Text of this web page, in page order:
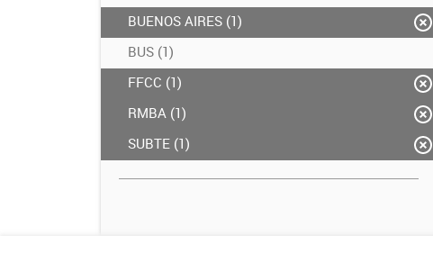
BUENOS AIRES (1)
BUS (1)
FFCC (1)
RMBA (1)
SUBTE (1)